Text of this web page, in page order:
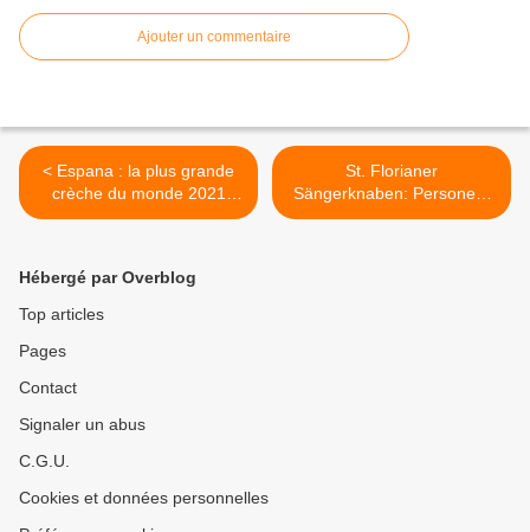
Ajouter un commentaire
< Espana : la plus grande
crèche du monde 2021
Alicante
St. Florianer
Sängerknaben: Personent
Hodie >
Hébergé par Overblog
Top articles
Pages
Contact
Signaler un abus
C.G.U.
Cookies et données personnelles